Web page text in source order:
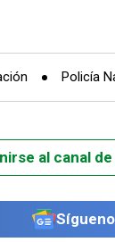
Policía
al canal